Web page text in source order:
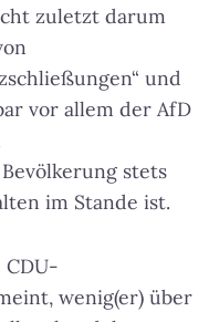
zuletzt darum
und
vor allem der AfD
stets
im Stande ist.
CDU-
wenig(er) über